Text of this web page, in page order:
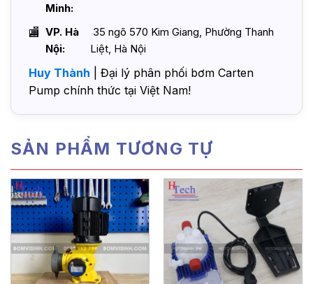
Minh:
VP. Hà
Nội:
35 ngõ 570 Kim Giang, Phường Thanh
Liệt, Hà Nội
Huy Thành | Đại lý phân phối bơm Carten
Pump chính thức tại Việt Nam!
SẢN PHẨM TƯƠNG TỰ